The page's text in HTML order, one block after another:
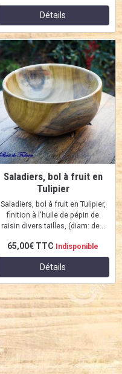
Détails
Saladiers, bol à fruit en
Tulipier
Saladiers, bol à fruit en Tulipier,
finition à l'huile de pépin de
raisin divers tailles, (diam: de...
65,00€ TTC Indisponible
Détails